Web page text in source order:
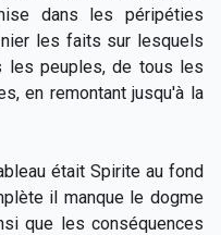
dans les péripéties
les faits sur lesquels
les peuples, de tous les
en remontant jusqu'à la
était Spirite au fond
il manque le dogme
que les conséquences